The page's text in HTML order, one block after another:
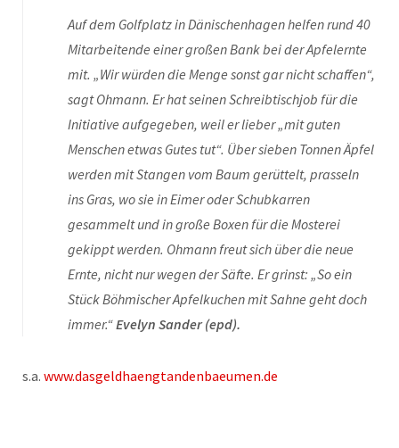
Auf dem Golfplatz in Dänischenhagen helfen rund 40
Mitarbeitende einer großen Bank bei der Apfelernte
mit. „Wir würden die Menge sonst gar nicht schaffen“,
sagt Ohmann. Er hat seinen Schreibtischjob für die
Initiative aufgegeben, weil er lieber „mit guten
Menschen etwas Gutes tut“. Über sieben Tonnen Äpfel
werden mit Stangen vom Baum gerüttelt, prasseln
ins Gras, wo sie in Eimer oder Schubkarren
gesammelt und in große Boxen für die Mosterei
gekippt werden. Ohmann freut sich über die neue
Ernte, nicht nur wegen der Säfte. Er grinst: „So ein
Stück Böhmischer Apfelkuchen mit Sahne geht doch
immer.“Evelyn Sander (epd).
s.a. www.dasgeldhaengtandenbaeumen.de